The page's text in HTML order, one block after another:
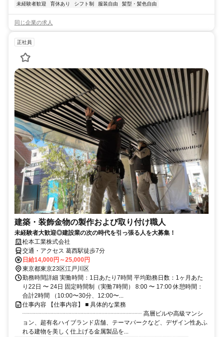
未経験者歓迎
育休あり シフト制 服装自由 髪型・髪色自由
同じ企業の求人
正社員
建築・装飾金物の製作および取り付け職人
未経験者大歓迎◎建設業の次の時代を引っ張る人を大募集！
松本工業株式会社
交通・アクセス 葛西駅徒歩7分
日給14,000円～25,000円
東京都東京23区江戸川区
勤務時間詳細 実働時間：1日あたり7時間 平均勤務日数：1ヶ月あた
り22日 〜 24日 固定時間制（実働7時間） 8:00 〜 17:00 休憩時間：
合計2時間 （10:00〜30分、12:00〜...
仕事内容 【仕事内容】 ■ 具体的な業務
┈┈┈┈┈┈┈┈┈┈┈┈┈┈┈┈┈┈┈┈ 高層ビルや高級マンシ
ョン、超有名ハイブランド店舗、テーマパークなど、デザイン性あふ
れる建物を美しく仕上げる金属製品を...